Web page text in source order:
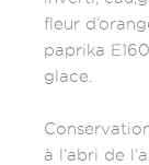
fleur
paprika
glace.
à l’abri de